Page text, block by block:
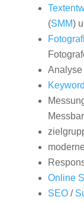
(SMM)
Analyse
Online
SEO/